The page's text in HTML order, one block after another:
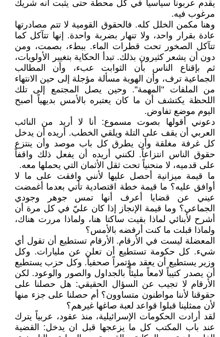
يقدم عربوناً سياسياً في كل محطة حتى يثبت أنه شريك
مرغوب فيه.
وهنا مكمن الخلل كله. فالحقوق القومية لا تتم مصادرتها
عادة بقرار واحد، ولا تنهار بضربة واحدة. إنها تتآكل كما
تتآكل الصخور تحت قطرات الماء. ببطء، بصمت، ومن
دون أن يشعر كثيرون بذلك. تبدأ الحكاية بتغيير الأولويات،
ثم بإقناع الناس بأن الثوابت عبء، وأن المطالب
الجماعية ترف، وأن الهوية مسألة مؤجلة إلى حين الانتهاء
من الملفات "المهمة". وحين يصل المجتمع إلى تلك
اللحظة يكتشف أن ما كان يعتبره بالأمس بديهياً أصبح
اليوم موضع تفاوض.
دعوني أقولها بصوت مسموع: أنا لا أريد من النائب
العربي أن يقف على التلة ويلقي الخطب. أريده أن يدخل
كل غرفة مغلقة وأن يطرق كل باب موصد وأن ينتزع
حقوق الناس انتزاعاً. لكنني أريده أن يفعل ذلك واقفاً
على قدميه، لا منحنياً تحت ثقل الأثمان التي يحملها معه.
ما قيمة ميزانية أحصل عليها لأنني وافقت على ما لا
أوافق عليه؟ ما قيمة خطة اقتصادية تأتي بعدما أغمضت
عيني عن قضايا أعرف أنها تمس جوهر وجودي
الجماعي؟ وما قيمة الإنجاز إذا كان عليّ في كل مرة أن
أشرح لأبنائي لماذا بقيت ساكتا هنا، ولماذا مررت هناك،
ولماذا قبلت ما كنت أرفضه بالأمس؟
المعضلة ليست في الأرقام. الأرقام تستطيع أن تقول أي
شيء. كل حكومة تستطيع أن تعلن عن مليارات. وكل
وزير يستطيع أن يعقد مؤتمراً صحفياً. وكل حزب يستطيع
أن يصدر كتيباً لامعاً مليئاً بالجداول والصور والوعود. لكن
الأرقام لا تجيب عن السؤال الحقيقي: هل حصلنا على
حقوقنا لأننا مواطنون متساوون؟ أم حصلنا على جزء منها
لأن ممثلينا قبلوا قواعد لعبة صاغها غيرهم؟
لقد أرادت الحكومات الإسرائيلية، منذ عقود، عربياً يترك
عند باب المكتب كل ما يزعجها قبل ان يدخل: القضية